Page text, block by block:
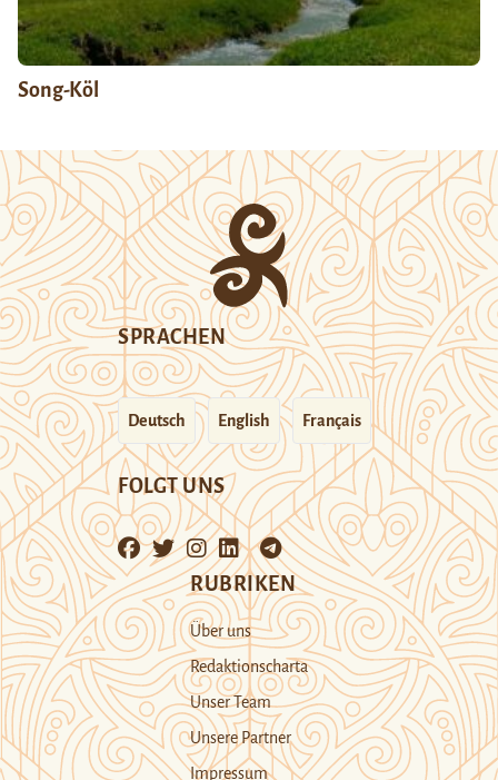
Song-Köl
SPRACHEN
Deutsch English Français
FOLGT UNS
RUBRIKEN
Über uns
Redaktionscharta
Unser Team
Unsere Partner
Impressum